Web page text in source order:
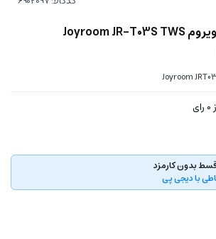
هندزفری بلوتوث جویروم Joyroom JR-T03S TWS
Joyroom
0 رای
بدون کارمزد
با دیجی پی